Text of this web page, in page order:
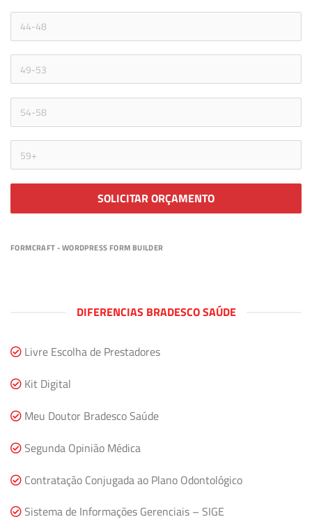
SOLICITAR ORÇAMENTO
FORMCRAFT - WORDPRESS FORM BUILDER
DIFERENCIAS BRADESCO SAÚDE
Livre Escolha de Prestadores
Kit Digital
Meu Doutor Bradesco Saúde
Segunda Opinião Médica
Contratação Conjugada ao Plano Odontológico
Sistema de Informações Gerenciais – SIGE